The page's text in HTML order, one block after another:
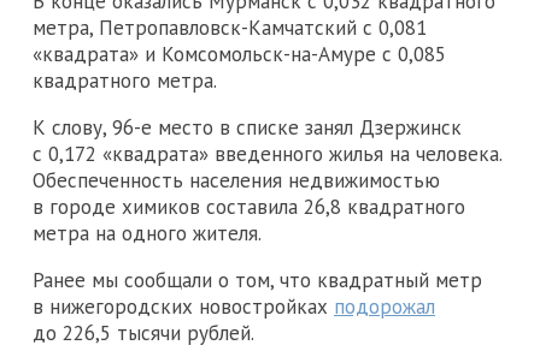
метра, Петропавловск-Камчатский с 0,081
«квадрата» и Комсомольск-на-Амуре с 0,085
квадратного метра.
К слову, 96-е место в списке занял Дзержинск
с 0,172 «квадрата» введенного жилья на человека.
Обеспеченность населения недвижимостью
в городе химиков составила 26,8 квадратного
метра на одного жителя.
Ранее мы сообщали о том, что квадратный метр
в нижегородских новостройках подорожал
до 226,5 тысячи рублей.